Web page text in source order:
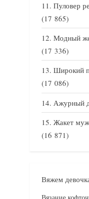
Пуловер
(17 865)
Модный
(17 336)
Широкий
(17 086)
Ажурный
Жакет
(16 871)
Вяжем
Вязание